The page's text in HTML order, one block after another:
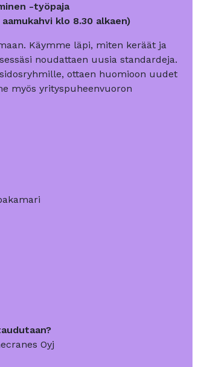
-työpaja
klo 8.30 alkaen)
Käymme läpi, miten keräät ja
noudattaen uusia standardeja.
ottaen huomioon uudet
myös yrityspuheenvuoron
Oyj